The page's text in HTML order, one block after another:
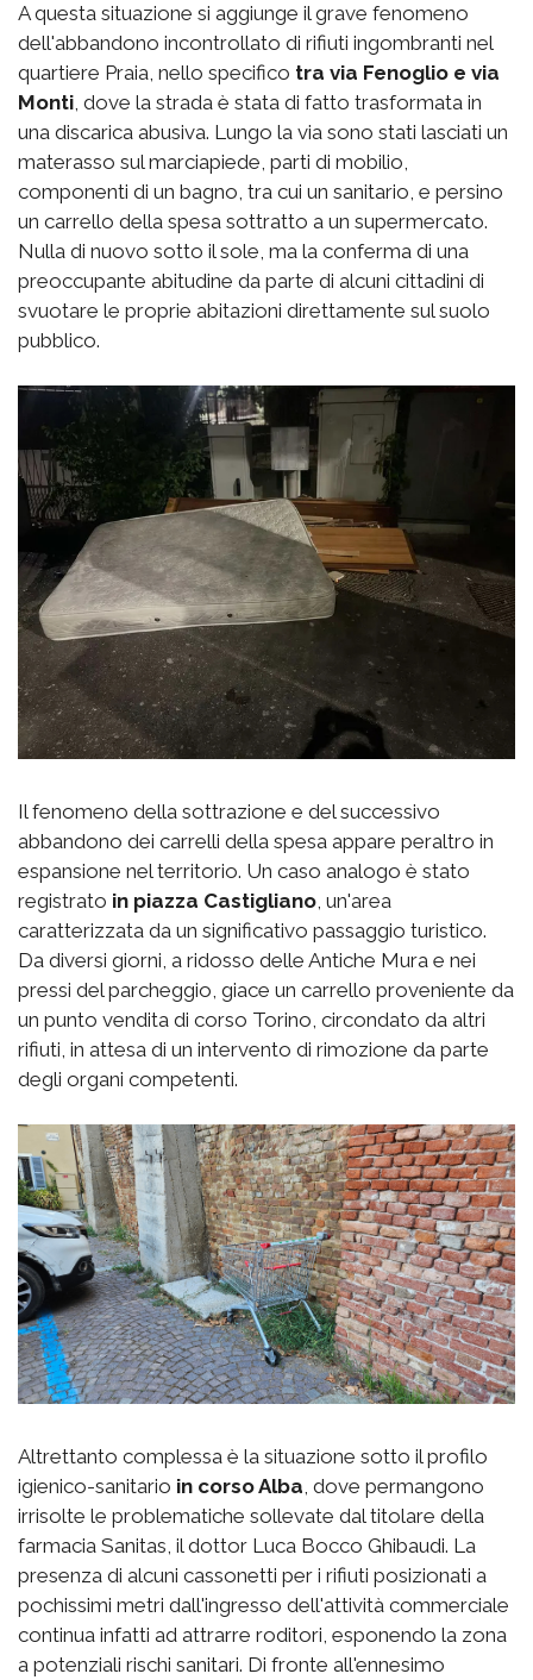
A questa situazione si aggiunge il grave fenomeno
dell'abbandono incontrollato di rifiuti ingombranti nel
quartiere Praia, nello specifico tra via Fenoglio e via
Monti, dove la strada è stata di fatto trasformata in
una discarica abusiva. Lungo la via sono stati lasciati un
materasso sul marciapiede, parti di mobilio,
componenti di un bagno, tra cui un sanitario, e persino
un carrello della spesa sottratto a un supermercato.
Nulla di nuovo sotto il sole, ma la conferma di una
preoccupante abitudine da parte di alcuni cittadini di
svuotare le proprie abitazioni direttamente sul suolo
pubblico.
Il fenomeno della sottrazione e del successivo
abbandono dei carrelli della spesa appare peraltro in
espansione nel territorio. Un caso analogo è stato
registrato in piazza Castigliano , un'area
caratterizzata da un significativo passaggio turistico.
Da diversi giorni, a ridosso delle Antiche Mura e nei
pressi del parcheggio, giace un carrello proveniente da
un punto vendita di corso Torino, circondato da altri
rifiuti, in attesa di un intervento di rimozione da parte
degli organi competenti.
Altrettanto complessa è la situazione sotto il profilo
igienico-sanitario in corso Alba , dove permangono
irrisolte le problematiche sollevate dal titolare della
farmacia Sanitas, il dottor Luca Bocco Ghibaudi. La
presenza di alcuni cassonetti per i rifiuti posizionati a
pochissimi metri dall'ingresso dell'attività commerciale
continua infatti ad attrarre roditori, esponendo la zona
a potenziali rischi sanitari. Di fronte all'ennesimo